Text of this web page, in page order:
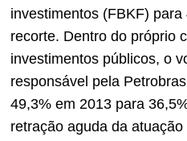
investimentos (FBKF)
recorte. Dentro do próprio
investimentos públicos, o
responsável pela
49,3% em 2013 para
retração aguda da